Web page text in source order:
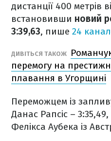
дистанції 400 метрів
встановивши новий
3:39,63, пише 24 канал
ДИВІТЬСЯ ТАКОЖ
перемогу на
плавання в Угорщині
Переможцем із
Данас Рапсіс –
Фелікса Аубека із